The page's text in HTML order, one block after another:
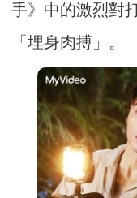
手》中的激烈對
「埋身肉搏」。